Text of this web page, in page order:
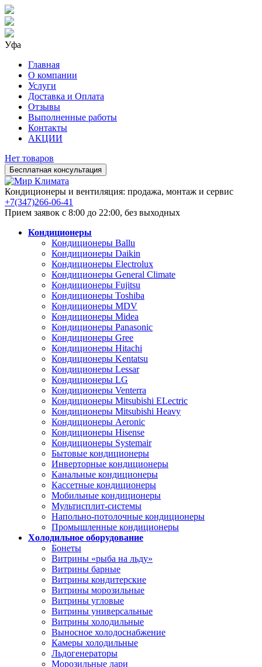
Уфа
Главная
О компании
Услуги
Доставка и Оплата
Отзывы
Выполненные работы
Контакты
АКЦИИ
Нет товаров
Бесплатная консультация
Кондиционеры и вентиляция: продажа, монтаж и сервис
+7(347)266-06-41
Прием заявок с 8:00 до 22:00, без выходных
Кондиционеры
Кондиционеры Ballu
Кондиционеры Daikin
Кондиционеры Electrolux
Кондиционеры General Climate
Кондиционеры Fujitsu
Кондиционеры Toshiba
Кондиционеры MDV
Кондиционеры Midea
Кондиционеры Panasonic
Кондиционеры Gree
Кондиционеры Hitachi
Кондиционеры Kentatsu
Кондиционеры Lessar
Кондиционеры LG
Кондиционеры Venterra
Кондиционеры Mitsubishi ELectric
Кондиционеры Mitsubishi Heavy
Кондиционеры Aeronic
Кондиционеры Hisense
Кондиционеры Systemair
Бытовые кондиционеры
Инверторные кондиционеры
Канальные кондиционеры
Кассетные кондиционеры
Мобильные кондиционеры
Мультисплит-системы
Напольно-потолочные кондиционеры
Промышленные кондиционеры
Холодильное оборудование
Бонеты
Витрины «рыба на льду»
Витрины барные
Витрины кондитерские
Витрины морозильные
Витрины угловые
Витрины универсальные
Витрины холодильные
Выносное холодоснабжение
Камеры холодильные
Льдогенераторы
Морозильные лари